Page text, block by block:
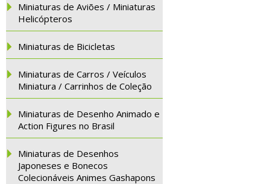
Miniaturas de Aviões / Miniaturas
Helicópteros
Miniaturas de Bicicletas
Miniaturas de Carros / Veículos
Miniatura / Carrinhos de Coleção
Miniaturas de Desenho Animado e
Action Figures no Brasil
Miniaturas de Desenhos
Japoneses e Bonecos
Colecionáveis Animes Gashapons